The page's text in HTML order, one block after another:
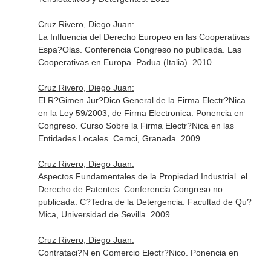
Cruz Rivero, Diego Juan:
La Influencia del Derecho Europeo en las Cooperativas
Espa?Olas. Conferencia Congreso no publicada. Las
Cooperativas en Europa. Padua (Italia). 2010
Cruz Rivero, Diego Juan:
El R?Gimen Jur?Dico General de la Firma Electr?Nica
en la Ley 59/2003, de Firma Electronica. Ponencia en
Congreso. Curso Sobre la Firma Electr?Nica en las
Entidades Locales. Cemci, Granada. 2009
Cruz Rivero, Diego Juan:
Aspectos Fundamentales de la Propiedad Industrial. el
Derecho de Patentes. Conferencia Congreso no
publicada. C?Tedra de la Detergencia. Facultad de Qu?
Mica, Universidad de Sevilla. 2009
Cruz Rivero, Diego Juan:
Contrataci?N en Comercio Electr?Nico. Ponencia en